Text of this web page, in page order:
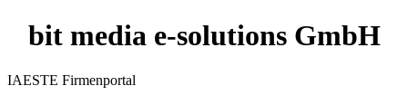
bit media e-solutions GmbH
IAESTE Firmenportal